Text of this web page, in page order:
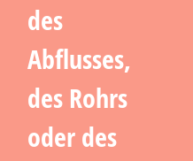
des
Abflusses,
des Rohrs
oder des